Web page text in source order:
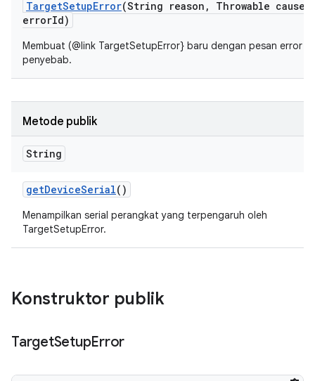
TargetSetupError(String reason , Throwable cause
errorId)
Membuat (@link TargetSetupError} baru dengan pesan error
penyebab.
Metode publik
String
getDeviceSerial()
Menampilkan serial perangkat yang terpengaruh oleh
TargetSetupError.
Konstruktor publik
TargetSetupError